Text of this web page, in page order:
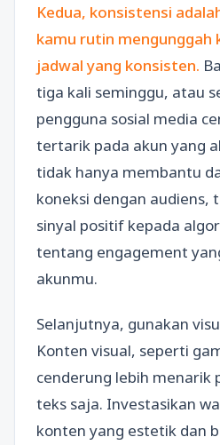
Kedua, konsistensi
kamu rutin mengunggah
jadwal yang konsisten.
tiga kali seminggu, atau
pengguna sosial media
tertarik pada akun yang
tidak hanya membantu
koneksi dengan
sinyal positif kepada
tentang engagement
akunmu.
Selanjutnya, gunakan
Konten visual, seperti
cenderung lebih menarik
teks saja. Investasikan
konten yang estetik dan